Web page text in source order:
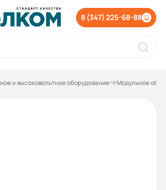
8 (347) 225-68-88
и высоковольтное оборудование Модульное